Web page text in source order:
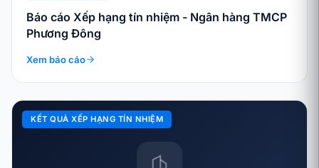
Báo cáo Xếp hạng tín nhiệm - Ngân hàng TMCP
Phương Đông
Xem báo cáo
KẾT QUẢ XẾP HẠNG TÍN NHIỆM